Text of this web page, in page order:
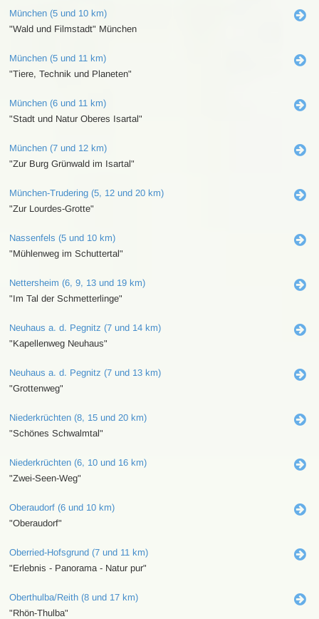
München (5 und 10 km)
"Wald und Filmstadt" München
München (5 und 11 km)
"Tiere, Technik und Planeten"
München (6 und 11 km)
"Stadt und Natur Oberes Isartal"
München (7 und 12 km)
"Zur Burg Grünwald im Isartal"
München-Trudering (5, 12 und 20 km)
"Zur Lourdes-Grotte"
Nassenfels (5 und 10 km)
"Mühlenweg im Schuttertal"
Nettersheim (6, 9, 13 und 19 km)
"Im Tal der Schmetterlinge"
Neuhaus a. d. Pegnitz (7 und 14 km)
"Kapellenweg Neuhaus"
Neuhaus a. d. Pegnitz (7 und 13 km)
"Grottenweg"
Niederkrüchten (8, 15 und 20 km)
"Schönes Schwalmtal"
Niederkrüchten (6, 10 und 16 km)
"Zwei-Seen-Weg"
Oberaudorf (6 und 10 km)
"Oberaudorf"
Oberried-Hofsgrund (7 und 11 km)
"Erlebnis - Panorama - Natur pur"
Oberthulba/Reith (8 und 17 km)
"Rhön-Thulba"